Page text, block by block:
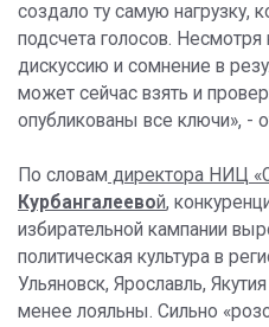
создало ту самую нагрузку,
подсчета голосов.
дискуссию и сомнение в
может сейчас взять и
опубликованы все ключи», -
По словам директора НИЦ
Курбангалеевой,
избирательной кампании
политическая культура в
Ульяновск, Ярославль,
менее лояльны. Сильно